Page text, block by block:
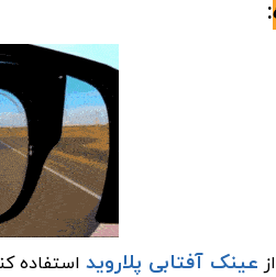
:
عینک آفتابی پلاروید استفاده